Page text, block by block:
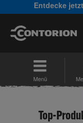
Entdecke
Menü
Top-